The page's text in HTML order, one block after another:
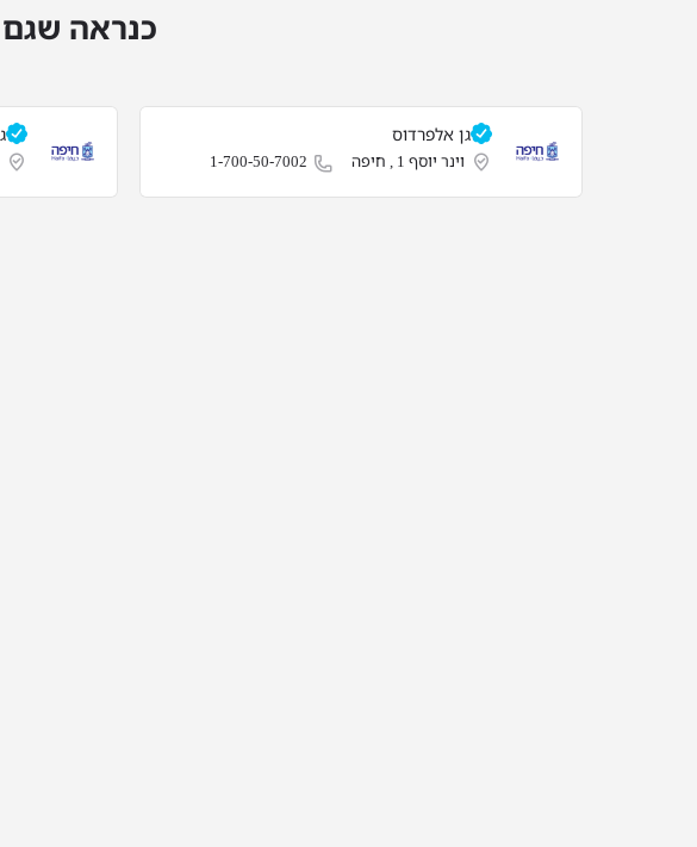
כנראה שגם
גן אלפרדוס
וינר יוסף 1 , חיפה 1-700-50-7002